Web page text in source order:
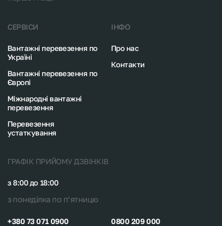
ГРАФІК ПРИЙОМУ ДЗВІНКІВ
з 8:00 до 18:00
з понеділка по п’ятницю
+380 73 071 0900 0800 209 000
СЕРВІСИ
Вантажні перевезення по
Україні
Вантажні перевезення по
Європі
Міжнародні вантажні
перевезення
Перевезення
устаткування
ІНФО
Про нас
Контакти